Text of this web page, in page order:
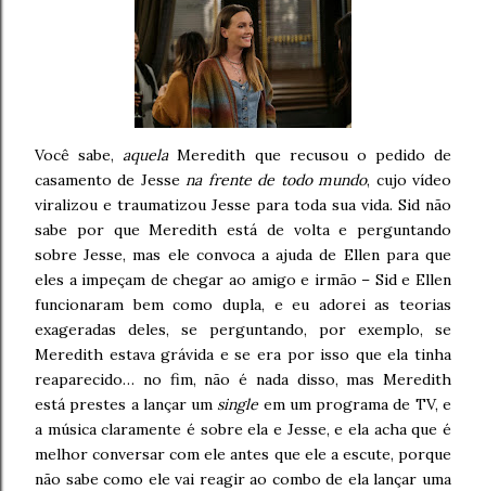
Você sabe,aquelaMeredith que recusou o pedido de
casamento de Jessena frente de todo mundo, cujo vídeo
viralizou e traumatizou Jesse para toda sua vida. Sid não
sabe por que Meredith está de volta e perguntando
sobre Jesse, mas ele convoca a ajuda de Ellen para que
eles a impeçam de chegar ao amigo e irmão – Sid e Ellen
funcionaram bem como dupla, e eu adorei as teorias
exageradas deles, se perguntando, por exemplo, se
Meredith estava grávida e se era por isso que ela tinha
reaparecido… no fim, não é nada disso, mas Meredith
está prestes a lançar um single em um programa de TV, e
a música claramente é sobre ela e Jesse, e ela acha que é
melhor conversar com ele antes que ele a escute, porque
não sabe como ele vai reagir ao combo de ela lançar uma